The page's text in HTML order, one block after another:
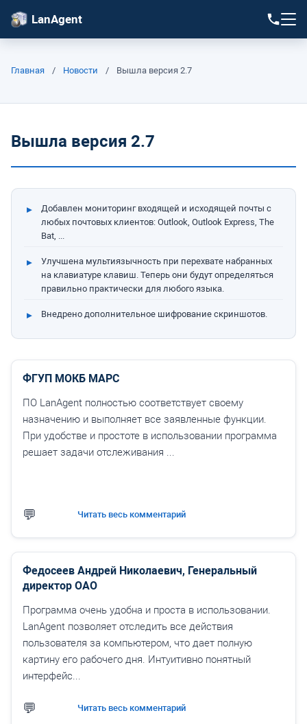
LanAgent
Главная / Новости / Вышла версия 2.7
Вышла версия 2.7
Добавлен мониторинг входящей и исходящей почты с
любых почтовых клиентов: Outlook, Outlook Express, The
Bat, ...
Улучшена мультиязычность при перехвате набранных
на клавиатуре клавиш. Теперь они будут определяться
правильно практически для любого языка.
Внедрено дополнительное шифрование скриншотов.
ФГУП МОКБ МАРС
ПО LanAgent полностью соответствует своему
назначению и выполняет все заявленные функции.
При удобстве и простоте в использовании программа
решает задачи отслеживания ...
Читать весь комментарий
Федосеев Андрей Николаевич, Генеральный
директор ОАО
Программа очень удобна и проста в использовании.
LanAgent позволяет отследить все действия
пользователя за компьютером, что дает полную
картину его рабочего дня. Интуитивно понятный
интерфейс...
Читать весь комментарий